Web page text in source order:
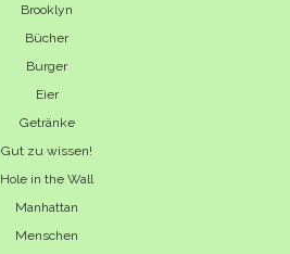
Brooklyn
Bücher
Burger
Eier
Getränke
Gut zu wissen!
Hole in the Wall
Manhattan
Menschen